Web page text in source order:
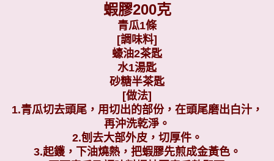
蝦膠200克
青瓜1條
[調味料]
蠔油2茶匙
水1湯匙
砂糖半茶匙
[做法]
1.青瓜切去頭尾，用切出的部份，在頭尾磨出白汁，
再沖洗乾淨。
2.刨去大部外皮，切厚件。
3.起鑊，下油燒熱，把蝦膠先煎成金黃色。